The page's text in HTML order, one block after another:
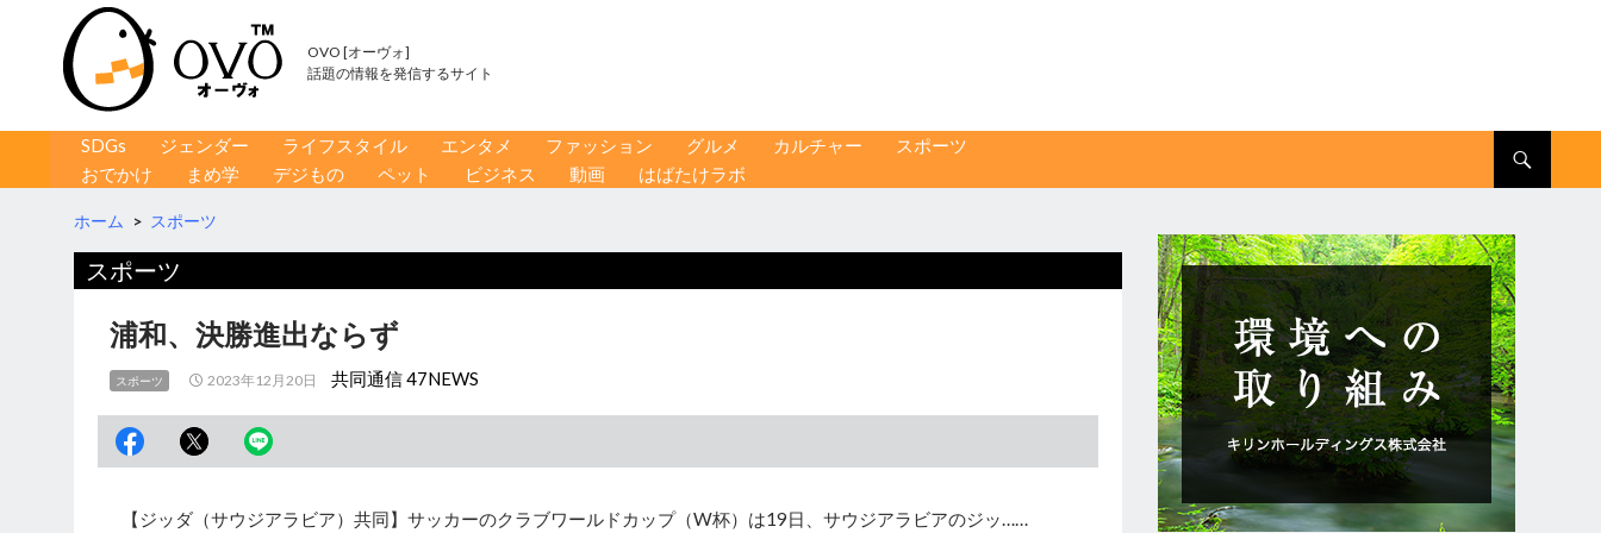
OVO [オーヴォ]
話題の情報を発信するサイト
コンテンツへ移動
SDGs ジェンダー ライフスタイル エンタメ ファッション グルメ カルチャー
スポーツ
おでかけ
まめ学 デジもの ペット ビジネス 動画 はばたけラボ
ホーム > スポーツ
スポーツ
浦和、決勝進出ならず
スポーツ 2023年12月20日 共同通信 47NEWS
【ジッダ（サウジアラビア）共同】サッカーのクラブワールドカップ（W杯）は19日、サウジアラビアのジッ……